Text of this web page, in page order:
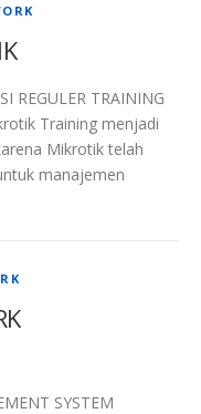
REGULER TRAINING
Training menjadi
Mikrotik telah
manajemen
SYSTEM